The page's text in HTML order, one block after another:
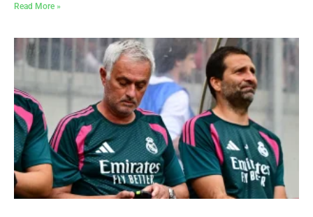
Read More »